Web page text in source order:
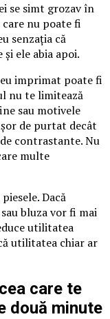
se simt grozav în
nu poate fi
senzația că
ele abia apoi.
imprimat poate fi
nu te limitează
sau motivele
de purtat decât
contrastante. Nu
multe
Dacă
bluza vor fi mai
utilitatea
utilitatea chiar ar
care te
două minute